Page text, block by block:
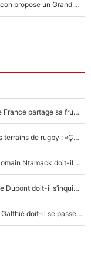
Comme pour le final du Tour de France, Esteban Ocon propose un Grand Prix de Formule 1 à Paris : «Autour de l’Arc de Triomphe, ce serait génial» !
Mis de côté par Fabien Galthié, un joueur du XV de France partage sa frustration : «ils ne me l’ont pas dit tout de suite»
La raison d'être de Matthieu Jalibert en dehors des terrains de rugby : «Ça m'atteint autant que si tu touches à un membre de ma famille»
XV de France - Matthieu Jalibert a tout changé : Romain Ntamack doit-il s’inquiéter pour sa place à un an de la Coupe du monde ?
«Le XV de France est meilleur avec Lucu» : Antoine Dupont doit-il s’inquiéter pour sa place ?
Le XV de France a trouvé son remplaçant : Fabien Galthié doit-il se passer d'Antoine Dupont ?